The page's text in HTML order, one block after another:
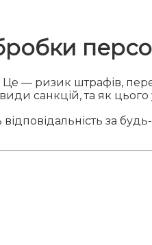
штрафів,
види санкцій, та як
за